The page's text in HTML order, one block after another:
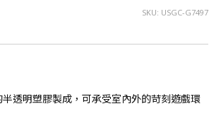
SKU: USGC-G7497
透明塑膠製成，可承受室內外的苛刻遊戲環